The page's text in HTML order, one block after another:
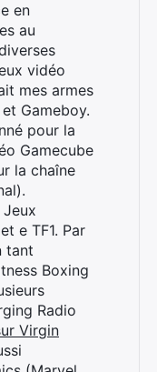
en
au
vidéo
mes armes
Gameboy.
pour la
Gamecube
la chaîne
e TF1. Par
tant
Boxing
Radio
Virgin